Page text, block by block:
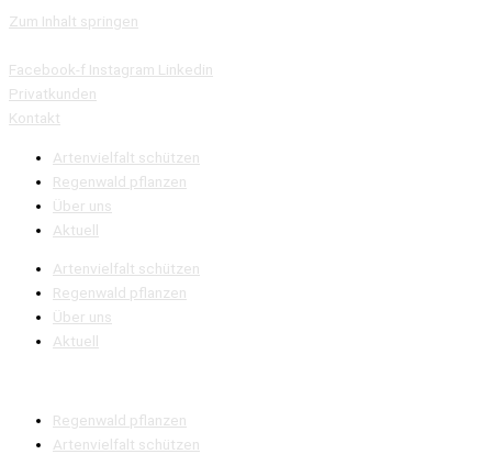
Zum Inhalt springen
Facebook-f Instagram Linkedin
Privatkunden
Kontakt
Artenvielfalt schützen
Regenwald pflanzen
Über uns
Aktuell
Artenvielfalt schützen
Regenwald pflanzen
Über uns
Aktuell
Regenwald pflanzen
Artenvielfalt schützen